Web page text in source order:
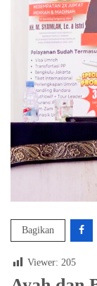
Bagikan
Viewer: 205